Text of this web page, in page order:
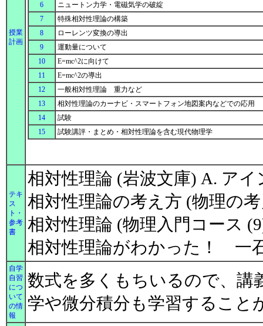
授業
計画
6
ニュートン力学・電磁気学の破綻
7
特殊相対性理論の構築
8
ローレンツ変換の導出
9
運動量について
10
E=mc^2に向けて
11
E=mc^2の導出
12
一般相対性理論 重力など
13
相対性理論のカーナビ・スマートフォン地図案内などでの応用
14
試験
15
試験講評・まとめ・相対性理論を含む現代物理学
テキ
ス
ト・
参考
書
相対性理論 (岩波文庫) A. ア
相対性理論の考え方 (物理の
相対性理論 (物理入門コース
相対性理論がわかった！ 一
自学
自習
につ
いて
の情
報
数式を多くもちいるので、講
学や微分積分も学習するこ